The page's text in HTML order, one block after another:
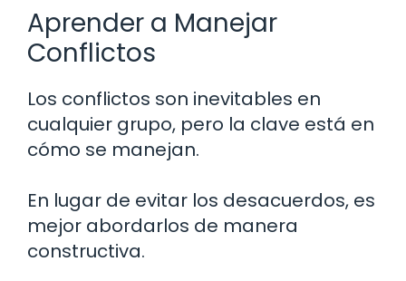
Aprender a Manejar
Conflictos
Los conflictos son inevitables en
cualquier grupo, pero la clave está en
cómo se manejan.
En lugar de evitar los desacuerdos, es
mejor abordarlos de manera
constructiva.